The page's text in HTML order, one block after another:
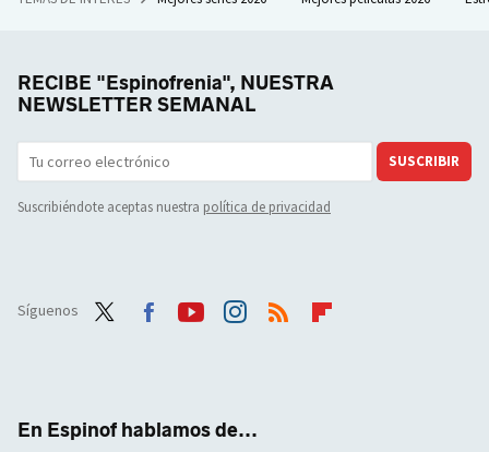
RECIBE "Espinofrenia", NUESTRA
NEWSLETTER SEMANAL
SUSCRIBIR
Suscribiéndote aceptas nuestra política de privacidad
Síguenos
En Espinof hablamos de...